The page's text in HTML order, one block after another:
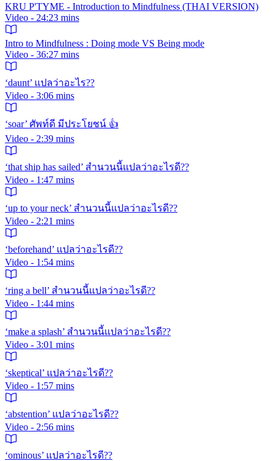
KRU P'TYME - Introduction to Mindfulness (THAI VERSION)
Video - 24:23 mins
Intro to Mindfulness : Doing mode VS Being mode
Video - 36:27 mins
‘daunt’ แปลว่าอะไร??
Video - 3:06 mins
‘soar’ ศัพท์ดี มีประโยชน์ 👍
Video - 2:39 mins
‘that ship has sailed’ สำนวนนี้แปลว่าอะไรดี??
Video - 1:47 mins
‘up to your neck’ สำนวนนี้แปลว่าอะไรดี??
Video - 2:21 mins
‘beforehand’ แปลว่าอะไรดี??
Video - 1:54 mins
‘ring a bell’ สำนวนนี้แปลว่าอะไรดี??
Video - 1:44 mins
‘make a splash’ สำนวนนี้แปลว่าอะไรดี??
Video - 3:01 mins
‘skeptical’ แปลว่าอะไรดี??
Video - 1:57 mins
‘abstention’ แปลว่าอะไรดี??
Video - 2:56 mins
‘ominous’ แปลว่าอะไรดี??